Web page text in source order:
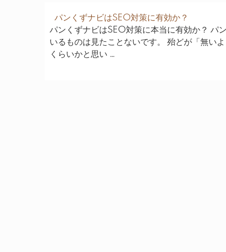
パンくずナビはSEO対策に有効か？
パンくずナビはSEO対策に本当に有効か？ パ
いるものは見たことないです。 殆どが「無い
くらいかと思い …